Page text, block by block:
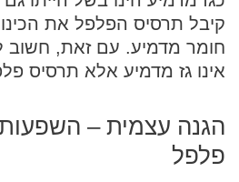
קיבל תרסיס הפלפל את הכינוי
חומר מדמיע. עם זאת, חשוב
אינו גז מדמיע אלא תרסיס
הגנה עצמית – השפעות
פלפל